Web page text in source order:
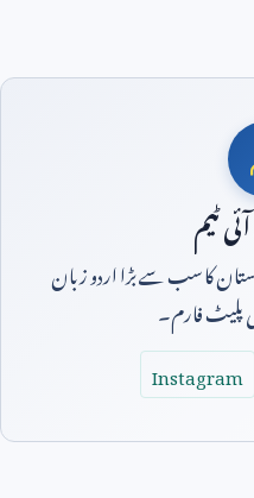
ٹیم
کا سب سے بڑا اردو زبان
پلیٹ فارم۔
Instagram